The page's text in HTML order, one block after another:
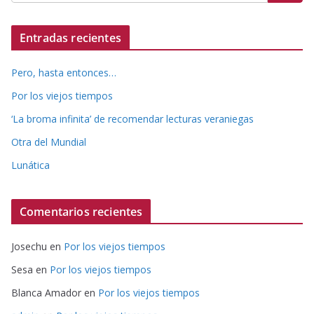
Entradas recientes
Pero, hasta entonces…
Por los viejos tiempos
‘La broma infinita’ de recomendar lecturas veraniegas
Otra del Mundial
Lunática
Comentarios recientes
Josechu en Por los viejos tiempos
Sesa en Por los viejos tiempos
Blanca Amador en Por los viejos tiempos